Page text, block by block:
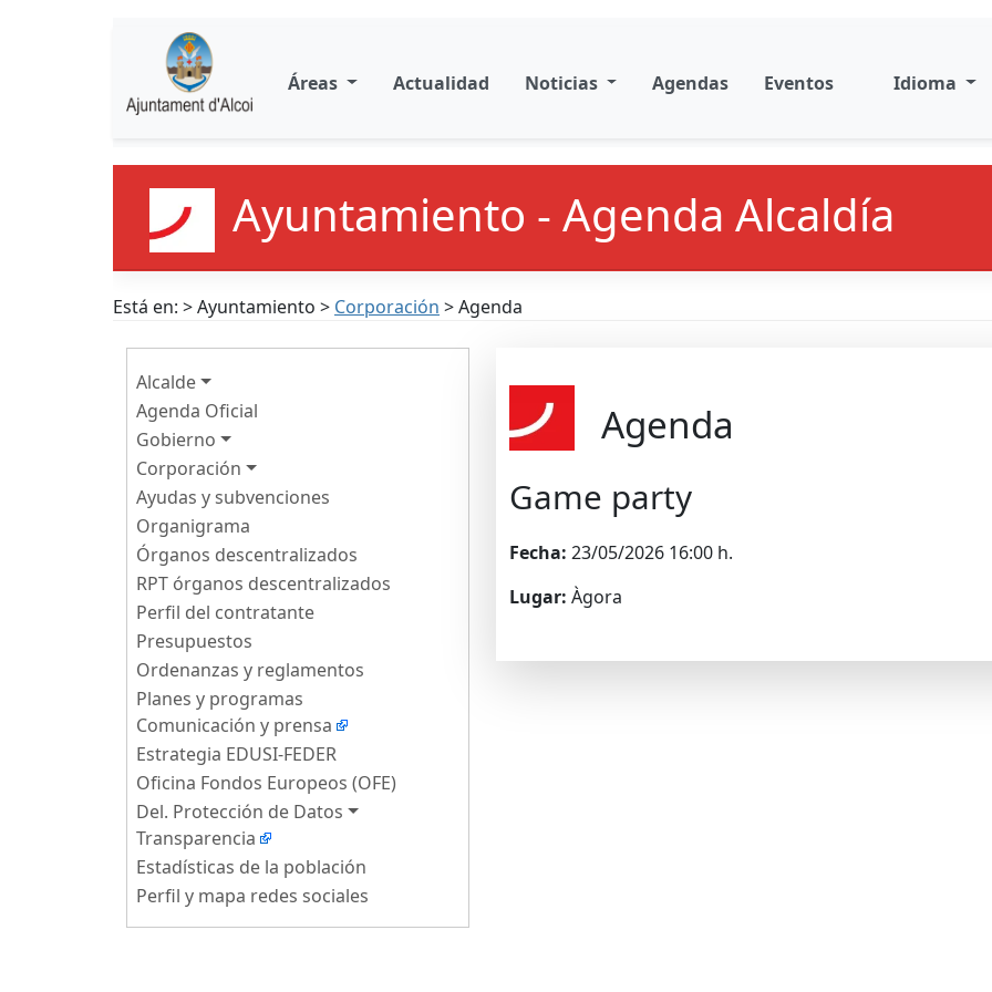
Áreas Actualidad Noticias Agendas Eventos Idioma
Ayuntamiento - Agenda Alcaldía
Está en: > Ayuntamiento > Corporación > Agenda
Alcalde
Agenda Oficial
Gobierno
Corporación
Ayudas y subvenciones
Organigrama
Órganos descentralizados
RPT órganos descentralizados
Perfil del contratante
Presupuestos
Ordenanzas y reglamentos
Planes y programas
Comunicación y prensa
Estrategia EDUSI-FEDER
Oficina Fondos Europeos (OFE)
Del. Protección de Datos
Transparencia
Estadísticas de la población
Perfil y mapa redes sociales
Agenda
Game party
Fecha: 23/05/2026 16:00 h.
Lugar: Àgora